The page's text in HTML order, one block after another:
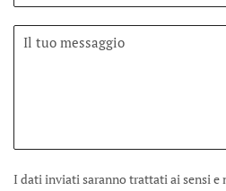
I dati inviati saranno trattati ai sensi